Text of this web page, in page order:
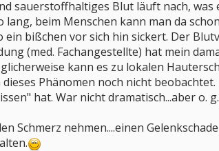
sauerstoffhaltiges Blut läuft nach,
beim Menschen kann man da
ein bißchen vor sich hin sickert. Der
(med. Fachangestellte) hat mein
kann es zu lokalen
Phänomen noch nicht
hat. War nicht dramatisch...aber o.
Schmerz nehmen....einen